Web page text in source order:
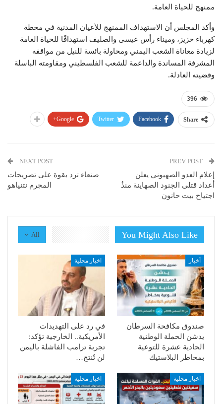
ممنهج للحياة العامة.
وأكد المجلس أن الاستهداف الممنهج للأعيان المدنية في محطة
كهرباء حزيز، وميناء رأس عيسى والصليف استهدافًا للحياة العامة
لزيادة معاناة الشعب اليمني ومحاولة بائسة للنيل من مواقفه
المشرفة المساندة والداعمة للشعب الفلسطيني ومقاومته الباسلة
وقضيته العادلة.
396
Share
Facebook
Twitter
Google+
إعلام العدو الصهيوني يعلن
أعداد قتلى الجنود الصهاينة منذُ
اجتياح بيت حانون
NEXT POST
صنعاء ترد بقوة على تصريحات
المجرم نتنياهو
All You Might Also Like
أخبار
صندوق مكافحة السرطان
يدشن الحملة الوطنية
الحادية عشرة للتوعية
بمخاطر البلاستيك
اخبار محلية
في رد على التهديدات
الأمريكية.. الخارجية تؤكد:
تجربة ترامب الفاشلة باليمن
لن تُنتج…
اخبار محلية اخبار محلية